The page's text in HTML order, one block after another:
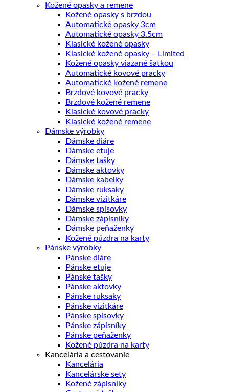
Kožené opasky a remene
Kožené opasky s brzdou
Automatické opasky 3cm
Automatické opasky 3.5cm
Klasické kožené opasky
Klasické kožené opasky – Limited
Kožené opasky viazané šatkou
Automatické kovové pracky
Automatické kožené remene
Brzdové kovové pracky
Brzdové kožené remene
Klasické kovové pracky
Klasické kožené remene
Dámske výrobky
Dámske diáre
Dámske etuje
Dámske tašky
Dámske aktovky
Dámske kabelky
Dámske ruksaky
Dámske vizitkáre
Dámske spisovky
Dámske zápisníky
Dámske peňaženky
Kožené púzdra na karty
Pánske výrobky
Pánske diáre
Pánske etuje
Pánske tašky
Pánske aktovky
Pánske ruksaky
Pánske vizitkáre
Pánske spisovky
Pánske zápisníky
Pánske peňaženky
Kožené púzdra na karty
Kancelária a cestovanie
Kancelária
Kancelárske sety
Kožené zápisníky